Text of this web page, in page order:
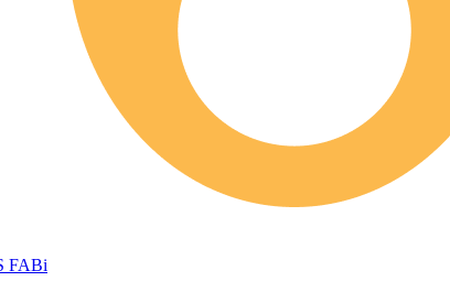
FABi